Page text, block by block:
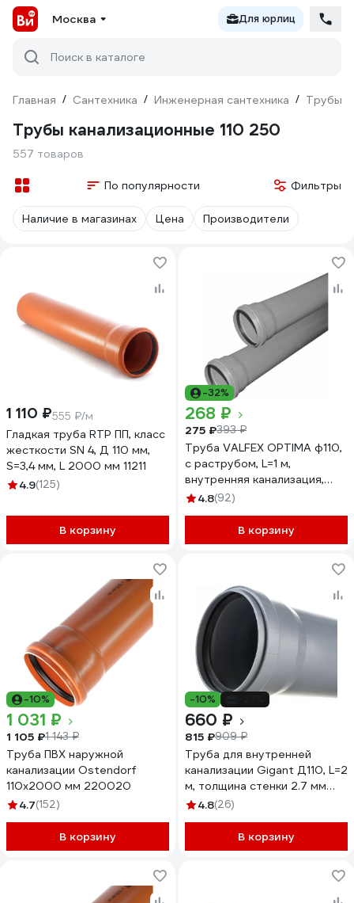
Москва Для юрлиц
Поиск в каталоге
Главная / Сантехника / Инженерная сантехника / Трубы
Трубы канализационные 110 250
557 товаров
По популярности Фильтры
Наличие в магазинах Цена Производители
1 110 ₽555 ₽/м
Гладкая труба RTP ПП, класс
жесткости SN 4, Д 110 мм,
S=3,4 мм, L 2000 мм 11211
4.9(125)
В корзину
-32%
268 ₽
275 ₽393 ₽
Труба VALFEX OPTIMA ф110,
с раструбом, L=1 м,
внутренняя канализация,
толщина стенки 2.2
4.8(92)
В корзину
-10%
1 031 ₽
1 105 ₽1 143 ₽
Труба ПВХ наружной
канализации Ostendorf
110х2000 мм 220020
4.7(152)
В корзину
-10%
660 ₽
815 ₽909 ₽
Труба для внутренней
канализации Gigant Д110, L=2
м, толщина стенки 2.7 мм
GSG-26
4.8(26)
В корзину